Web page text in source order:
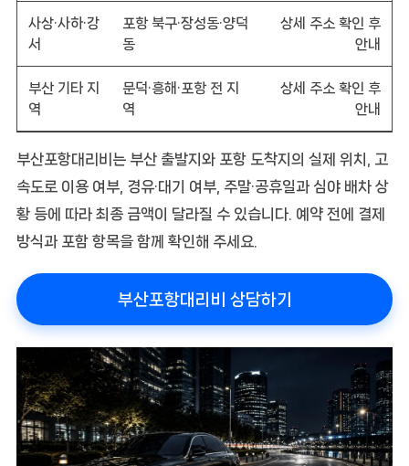
사상·사하·강
서
포항 북구·장성동·양덕
동
상세 주소 확인 후
안내
부산 기타 지
역
문덕·흥해·포항 전 지
역
상세 주소 확인 후
안내
부산포항대리비는 부산 출발지와 포항 도착지의 실제 위치, 고
속도로 이용 여부, 경유·대기 여부, 주말·공휴일과 심야 배차 상
황 등에 따라 최종 금액이 달라질 수 있습니다. 예약 전에 결제
방식과 포함 항목을 함께 확인해 주세요.
부산포항대리비 상담하기